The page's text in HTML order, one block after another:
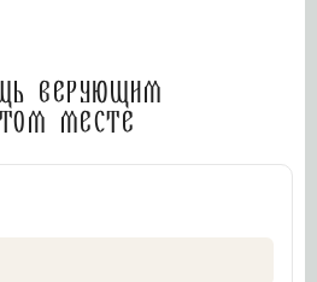
верующим
месте